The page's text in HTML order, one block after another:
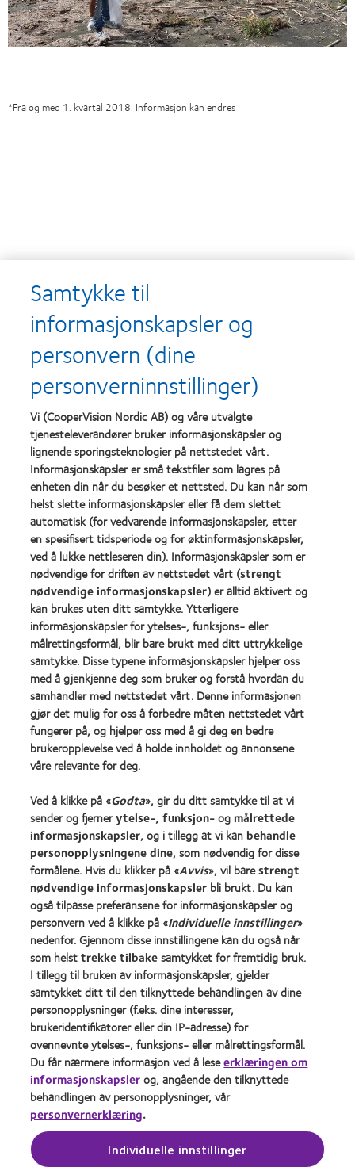
*Fra og med 1. kvartal 2018. Informasjon kan endres
Utmerkelser
Learn
about
Utmerkelsen
Silmo
d’Or
for
beste
produkt,
MyDay®
(2013)
Learn
about
Contact
Lens
Product
of
the
Year
(2013)
Learn
more
about
Best
Companies
for
Leaders
2012
&
2010
(2012)
Learn
more
about
Best
Factory
Awards
2011
(2011)
Learn
more
about
ODMA
2011
(2011)
Learn
more
about
REBRAND
100®
Global
Award
(2012)
Våre produkter
Kontaktlinsequiz
Kontaktlinseteknologi
Kontaktlinser og syn
Ny bruker
Erfaren bruker
Om oss
Jobbe
Nyheter og media
Kontakt oss
Legal
Retningslinjer for personvern
Policy for bruk av informasjonskapsler
Vilkår
Retningslinjer for kommentering
Transparency Act Statement
Samtykke til
informasjonskapsler og
personvern (dine
personverninnstillinger)
Vi (CooperVision Nordic AB) og våre utvalgte
tjenesteleverandører bruker informasjonskapsler og
lignende sporingsteknologier på nettstedet vårt.
Informasjonskapsler er små tekstfiler som lagres på
enheten din når du besøker et nettsted. Du kan når som
helst slette informasjonskapsler eller få dem slettet
automatisk (for vedvarende informasjonskapsler, etter
en spesifisert tidsperiode og for øktinformasjonskapsler,
ved å lukke nettleseren din). Informasjonskapsler som er
nødvendige for driften av nettstedet vårt (strengt
nødvendige informasjonskapsler) er alltid aktivert og
kan brukes uten ditt samtykke. Ytterligere
informasjonskapsler for ytelses-, funksjons- eller
målrettingsformål, blir bare brukt med ditt uttrykkelige
samtykke. Disse typene informasjonskapsler hjelper oss
med å gjenkjenne deg som bruker og forstå hvordan du
samhandler med nettstedet vårt. Denne informasjonen
gjør det mulig for oss å forbedre måten nettstedet vårt
fungerer på, og hjelper oss med å gi deg en bedre
brukeropplevelse ved å holde innholdet og annonsene
våre relevante for deg.
Ved å klikke på «Godta», gir du ditt samtykke til at vi
sender og fjernerytelse-, funksjon-og målrettede
informasjonskapsler, og i tillegg at vi kan behandle
personopplysningene dine, som nødvendig for disse
formålene. Hvis du klikker på «Avvis», vil barestrengt
nødvendige informasjonskapsler bli brukt. Du kan
også tilpasse preferansene for informasjonskapsler og
personvern ved å klikke på «Individuelle innstillinger»
nedenfor. Gjennom disse innstillingene kan du også når
som helsttrekke tilbakesamtykket for fremtidig bruk.
I tillegg til bruken av informasjonskapsler, gjelder
samtykket ditt til den tilknyttede behandlingen av dine
personopplysninger (f.eks. dine interesser,
brukeridentifikatorer eller din IP-adresse) for
ovennevnte ytelses-, funksjons- eller målrettingsformål.
Du får nærmere informasjon ved å leseerklæringen om
informasjonskapslerog, angående den tilknyttede
behandlingen av personopplysninger, vår
personvernerklæring.
Individuelle innstillinger